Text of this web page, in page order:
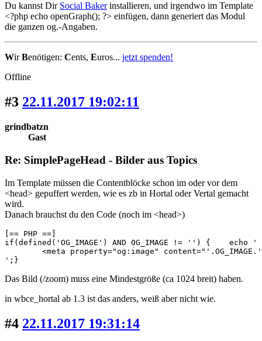
Du kannst Dir Social Bakerinstallieren, und irgendwo im Template
<?php echo openGraph(); ?> einfügen, dann generiert das Modul
die ganzen og.-Angaben.
WirBenötigen: Cents, Euros... jetzt spenden!
Offline
#3 22.11.2017 19:02:11
grindbatzn
Gast
Re: SimplePageHead - Bilder aus Topics
Im Template müssen die Contentblöcke schon im oder vor dem
<head> gepuffert werden, wie es zb in Hortal oder Vertal gemacht
wird.
Danach brauchst du den Code (noch im <head>)
[== PHP ==]
if(defined('OG_IMAGE') AND OG_IMAGE != '') { 	echo '
';}
Das Bild (/zoom) muss eine Mindestgröße (ca 1024 breit) haben.
in wbce_hortal ab 1.3 ist das anders, weiß aber nicht wie.
#4 22.11.2017 19:31:14